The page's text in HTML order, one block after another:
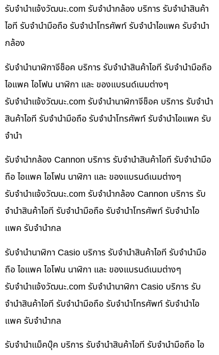
รับจํานําแจ้งวัฒนะ.com รับจำนำกล้อง บริการ รับจำนำสินค้า
ไอที รับจำนำมือถือ รับจำนำโทรศัพท์ รับจำนำไอแพค รับจำนำ
กล้อง
รับจำนำนาฬิกาจีช็อค บริการ รับจำนำสินค้าไอที รับจำนำมือถือ
ไอแพค ไอโฟน นาฬิกา และ ของแบรนด์เนมต่างๆ
รับจํานําแจ้งวัฒนะ.com รับจำนำนาฬิกาจีช็อค บริการ รับจำนำ
สินค้าไอที รับจำนำมือถือ รับจำนำโทรศัพท์ รับจำนำไอแพค รับ
จำนำ
รับจำนำกล้อง Cannon บริการ รับจำนำสินค้าไอที รับจำนำมือ
ถือ ไอแพค ไอโฟน นาฬิกา และ ของแบรนด์เนมต่างๆ
รับจํานําแจ้งวัฒนะ.com รับจำนำกล้อง Cannon บริการ รับ
จำนำสินค้าไอที รับจำนำมือถือ รับจำนำโทรศัพท์ รับจำนำไอ
แพค รับจำนำกล
รับจำนำนาฬิกา Casio บริการ รับจำนำสินค้าไอที รับจำนำมือ
ถือ ไอแพค ไอโฟน นาฬิกา และ ของแบรนด์เนมต่างๆ
รับจํานําแจ้งวัฒนะ.com รับจำนำนาฬิกา Casio บริการ รับ
จำนำสินค้าไอที รับจำนำมือถือ รับจำนำโทรศัพท์ รับจำนำไอ
แพค รับจำนำกล
รับจำนำแม็คบุ๊ค บริการ รับจำนำสินค้าไอที รับจำนำมือถือ ไอ